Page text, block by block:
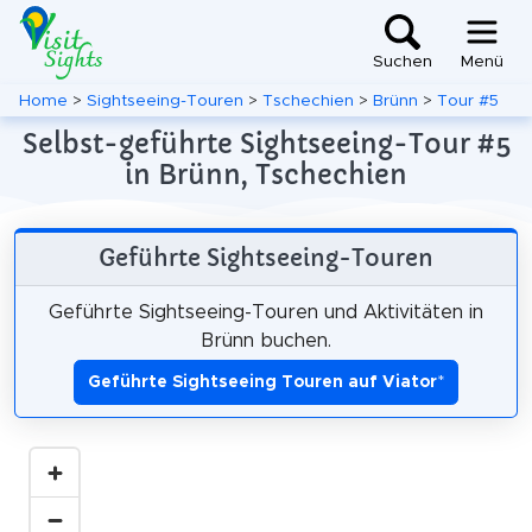
Suchen Menü
Home > Sightseeing-Touren > Tschechien > Brünn > Tour #5
Selbst-geführte Sightseeing-Tour #5
in Brünn, Tschechien
Geführte Sightseeing-Touren
Geführte Sightseeing-Touren und Aktivitäten in
Brünn buchen.
Geführte Sightseeing Touren auf Viator*